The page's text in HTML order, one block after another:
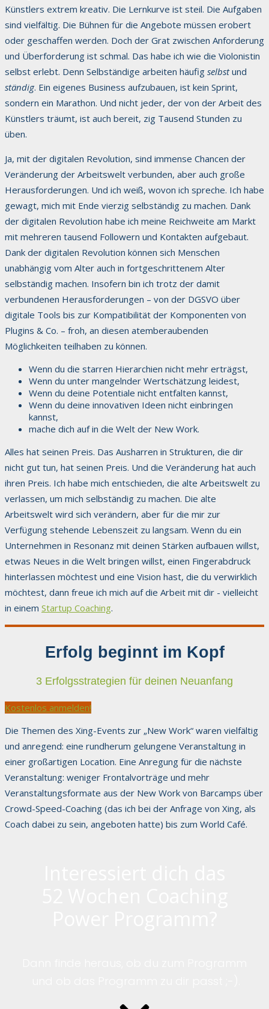
Künstlers extrem kreativ. Die Lernkurve ist steil. Die Aufgaben
sind vielfältig. Die Bühnen für die Angebote müssen erobert
oder geschaffen werden. Doch der Grat zwischen Anforderung
und Überforderung ist schmal. Das habe ich wie die Violonistin
selbst erlebt. Denn Selbständige arbeiten häufig selbstund
ständig. Ein eigenes Business aufzubauen, ist kein Sprint,
sondern ein Marathon. Und nicht jeder, der von der Arbeit des
Künstlers träumt, ist auch bereit, zig Tausend Stunden zu
üben.
Ja, mit der digitalen Revolution, sind immense Chancen der
Veränderung der Arbeitswelt verbunden, aber auch große
Herausforderungen. Und ich weiß, wovon ich spreche. Ich habe
gewagt, mich mit Ende vierzig selbständig zu machen. Dank
der digitalen Revolution habe ich meine Reichweite am Markt
mit mehreren tausend Followern und Kontakten aufgebaut.
Dank der digitalen Revolution können sich Menschen
unabhängig vom Alter auch in fortgeschrittenem Alter
selbständig machen. Insofern bin ich trotz der damit
verbundenen Herausforderungen – von der DGSVO über
digitale Tools bis zur Kompatibilität der Komponenten von
Plugins & Co. – froh, an diesen atemberaubenden
Möglichkeiten teilhaben zu können.
Wenn du die starren Hierarchien nicht mehr erträgst,
Wenn du unter mangelnder Wertschätzung leidest,
Wenn du deine Potentiale nicht entfalten kannst,
Wenn du deine innovativen Ideen nicht einbringen
kannst,
mache dich auf in die Welt der New Work.
Alles hat seinen Preis. Das Ausharren in Strukturen, die dir
nicht gut tun, hat seinen Preis. Und die Veränderung hat auch
ihren Preis. Ich habe mich entschieden, die alte Arbeitswelt zu
verlassen, um mich selbständig zu machen. Die alte
Arbeitswelt wird sich verändern, aber für die mir zur
Verfügung stehende Lebenszeit zu langsam. Wenn du ein
Unternehmen in Resonanz mit deinen Stärken aufbauen willst,
etwas Neues in die Welt bringen willst, einen Fingerabdruck
hinterlassen möchtest und eine Vision hast, die du verwirklich
möchtest, dann freue ich mich auf die Arbeit mit dir - vielleicht
in einem Startup Coaching.
Erfolg beginnt im Kopf
3 Erfolgsstrategien für deinen Neuanfang
Kostenlos anmelden!
Die Themen des Xing-Events zur „New Work“ waren vielfältig
und anregend: eine rundherum gelungene Veranstaltung in
einer großartigen Location. Eine Anregung für die nächste
Veranstaltung: weniger Frontalvorträge und mehr
Veranstaltungsformate aus der New Work von Barcamps über
Crowd-Speed-Coaching (das ich bei der Anfrage von Xing, als
Coach dabei zu sein, angeboten hatte) bis zum World Café.